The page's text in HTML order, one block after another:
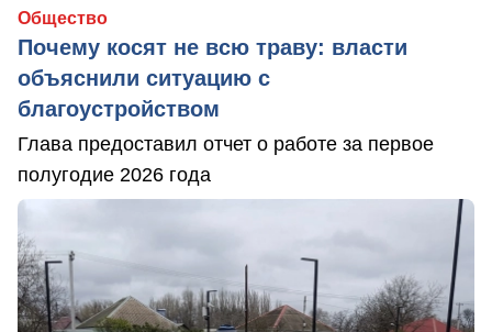
Общество
Почему косят не всю траву: власти
объяснили ситуацию с
благоустройством
Глава предоставил отчет о работе за первое
полугодие 2026 года